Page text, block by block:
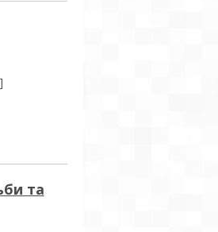
та